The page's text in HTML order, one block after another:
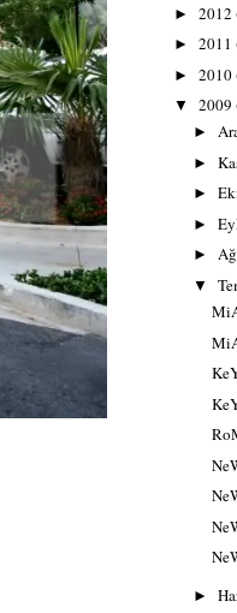
► 2012
► 2011
► 2010
▼ 2009
►
►
►
►
►
▼
►